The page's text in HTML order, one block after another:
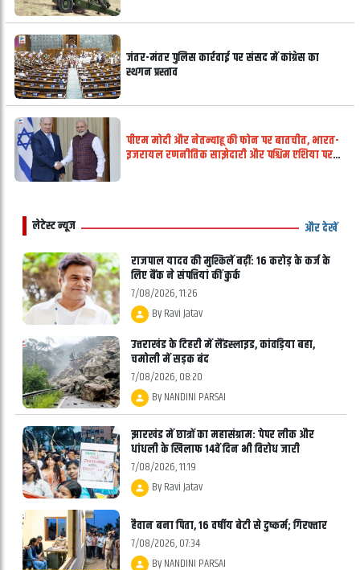
जंतर-मंतर पुलिस कार्रवाई पर संसद में कांग्रेस का
स्थगन प्रस्ताव
पीएम मोदी और नेतन्याहू की फोन पर बातचीत, भारत-
इजरायल रणनीतिक साझेदारी और पश्चिम एशिया पर
लेटेस्ट न्यूज
और देखें
राजपाल यादव की मुश्किलें बढ़ीं: 16 करोड़ के कर्ज के
लिए बैंक ने संपत्तियां कीं कुर्क
7/08/2026, 11:26
ByRavi Jatav
उत्तराखंड के टिहरी में लैंडस्लाइड, कांवड़िया बहा,
चमोली में सड़क बंद
7/08/2026, 08:20
ByNANDINI PARSAI
झारखंड में छात्रों का महासंग्राम: पेपर लीक और
धांधली के खिलाफ 14वें दिन भी विरोध जारी
7/08/2026, 11:19
ByRavi Jatav
हैवान बना पिता, 16 वर्षीय बेटी से दुष्कर्म; गिरफ्तार
7/08/2026, 07:34
ByNANDINI PARSAI